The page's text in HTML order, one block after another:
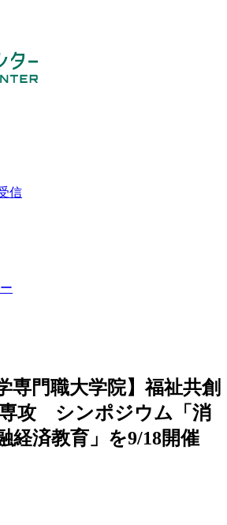
信
専門職大学院】福祉共創
攻 シンポジウム「消
経済教育」を9/18開催